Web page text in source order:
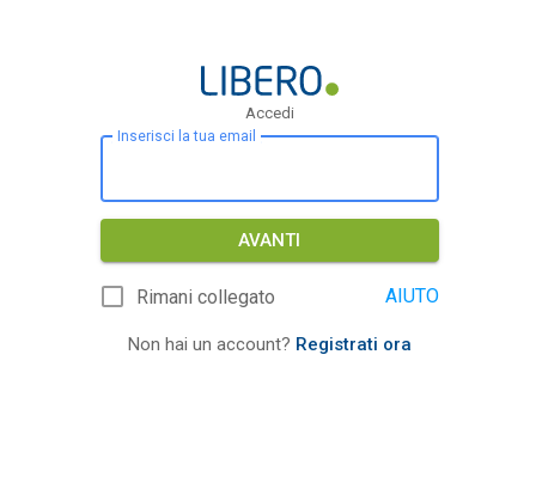
Accedi
Inserisci la tua email
AVANTI
Rimani collegato AIUTO
Non hai un account? Registrati ora